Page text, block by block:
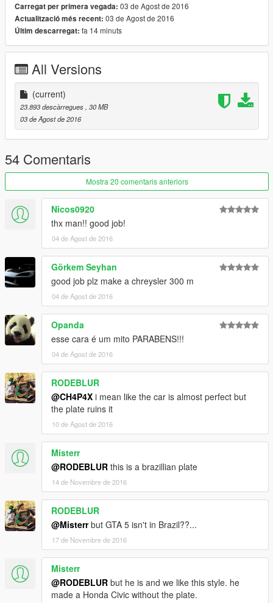
Converted & Edit By: CH4P4X
Youtube: www.youtube.com/ch4p4x
Location of the Handling: \update\update.rpf\common\data
IF YOU ARE RECORDING VIDEO, DON'T FORGET TO LEAVE
THE CREDITS ON DESCRIPTION THANK YOU..
(OS INVEJOSOS FICA PUTO)
Carregat per primera vegada: 03 de Agost de 2016
Actualització més recent: 03 de Agost de 2016
Últim descarregat: fa 14 minuts
All Versions
(current)
23.893 descàrregues, 30 MB
03 de Agost de 2016
54 Comentaris
Mostra 20 comentaris anteriors
Nicos0920
thx man!! good job!
04 de Agost de 2016
Görkem Seyhan
good job plz make a chreysler 300 m
04 de Agost de 2016
Opanda
esse cara é um mito PARABENS!!!
04 de Agost de 2016
RODEBLUR
@CH4P4X i mean like the car is almost perfect but
the plate ruins it
10 de Agost de 2016
Misterr
@RODEBLUR this is a brazillian plate
14 de Novembre de 2016
RODEBLUR
@Misterrbut GTA 5 isn't in Brazil??...
17 de Novembre de 2016
Misterr
@RODEBLUR but he is and we like this style. he
made a Honda Civic without the plate.